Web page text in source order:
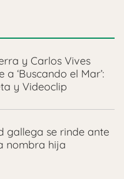
y Carlos Vives
‘Buscando el Mar’:
y Videoclip
gallega se rinde ante
nombra hija